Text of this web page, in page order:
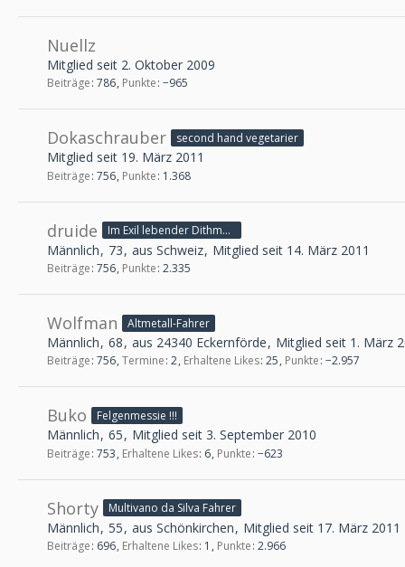
Nuellz
Mitglied seit 2. Oktober 2009
Beiträge 786 Punkte −965
Dokaschrauber second hand vegetarier
Mitglied seit 19. März 2011
Beiträge 756 Punkte 1.368
druide Im Exil lebender Dithmarscher
Männlich 73 aus Schweiz Mitglied seit 14. März 2011
Beiträge 756 Punkte 2.335
Wolfman Altmetall-Fahrer
Männlich 68 aus 24340 Eckernförde Mitglied seit 1. März
Beiträge 756 Termine 2 Erhaltene Likes 25 Punkte −2.957
Buko Felgenmessie !!!
Männlich 65 Mitglied seit 3. September 2010
Beiträge 753 Erhaltene Likes 6 Punkte −623
Shorty Multivano da Silva Fahrer
Männlich 55 aus Schönkirchen Mitglied seit 17. März 2011
Beiträge 696 Erhaltene Likes 1 Punkte 2.966